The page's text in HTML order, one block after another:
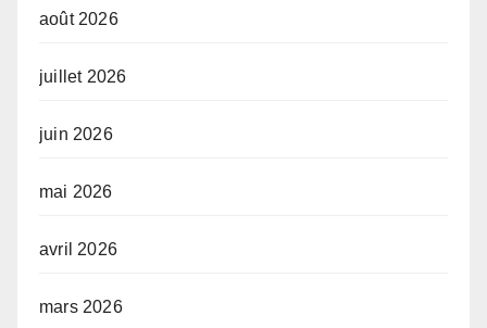
août 2026
juillet 2026
juin 2026
mai 2026
avril 2026
mars 2026